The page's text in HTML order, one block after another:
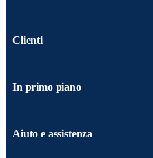
Clienti
In primo piano
Aiuto e assistenza